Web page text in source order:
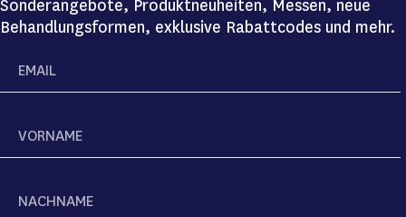
Sonderangebote, Produktneuheiten, Messen, neue
Behandlungsformen, exklusive Rabattcodes und mehr.